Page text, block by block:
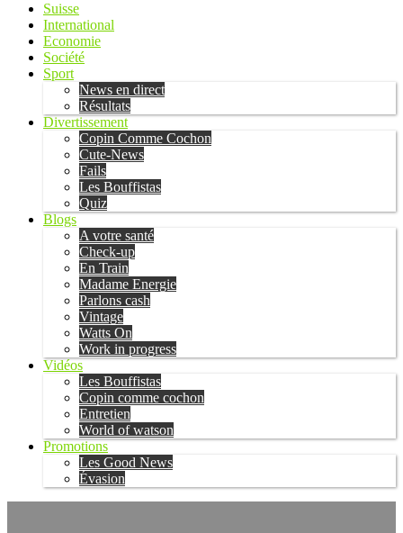
Suisse
International
Economie
Société
Sport
News en direct
Résultats
Divertissement
Copin Comme Cochon
Cute-News
Fails
Les Bouffistas
Quiz
Blogs
A votre santé
Check-up
En Train
Madame Energie
Parlons cash
Vintage
Watts On
Work in progress
Vidéos
Les Bouffistas
Copin comme cochon
Entretien
World of watson
Promotions
Les Good News
Évasion